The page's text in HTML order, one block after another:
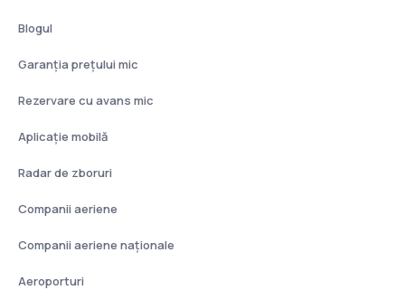
Blogul
Garanția prețului mic
Rezervare cu avans mic
Aplicație mobilă
Radar de zboruri
Companii aeriene
Companii aeriene naţionale
Aeroporturi